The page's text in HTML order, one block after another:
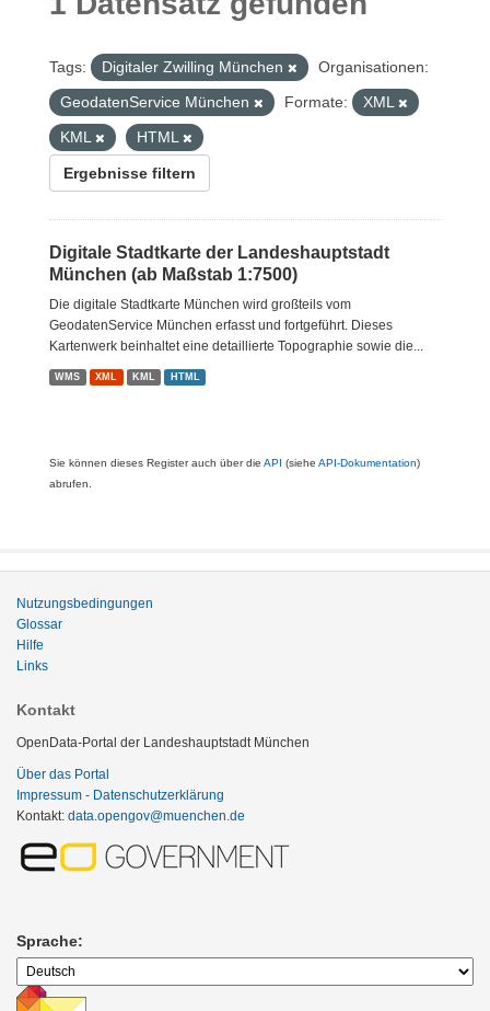
Tags: Digitaler Zwilling München
Organisationen:
GeodatenService München
Formate:
XML
KML
HTML
Ergebnisse filtern
Digitale Stadtkarte der Landeshauptstadt
München (ab Maßstab 1:7500)
Die digitale Stadtkarte München wird großteils vom
GeodatenService München erfasst und fortgeführt. Dieses
Kartenwerk beinhaltet eine detaillierte Topographie sowie die...
WMS XML KML HTML
Sie können dieses Register auch über die API (siehe API-Dokumentation)
abrufen.
Nutzungsbedingungen
Glossar
Hilfe
Links
Kontakt
OpenData-Portal der Landeshauptstadt München
Über das Portal
Impressum - Datenschutzerklärung
Kontakt: data.opengov@muenchen.de
Sprache